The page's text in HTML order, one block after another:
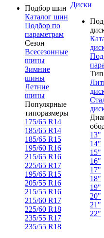
Подбор шин
Каталог шин
Подбор по
параметрам
Сезон
Всесезонные
шины
Зимние
шины
Летние
шины
Популярные
типоразмеры
175/65 R14
185/65 R14
185/65 R15
195/60 R16
215/65 R16
225/65 R17
195/65 R15
205/55 R16
215/55 R16
215/60 R17
225/60 R18
235/55 R17
235/55 R18
Диски
Тип
13"
14"
15"
16"
17"
18"
19"
20"
21"
22"